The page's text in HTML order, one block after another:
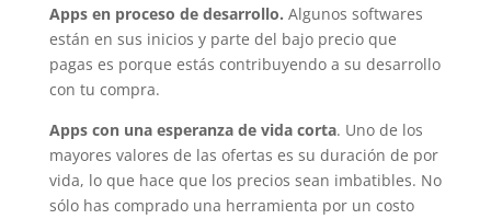
Apps en proceso de desarrollo. Algunos softwares
están en sus inicios y parte del bajo precio que
pagas es porque estás contribuyendo a su desarrollo
con tu compra.
Apps con una esperanza de vida corta. Uno de los
mayores valores de las ofertas es su duración de por
vida, lo que hace que los precios sean imbatibles. No
sólo has comprado una herramienta por un costo